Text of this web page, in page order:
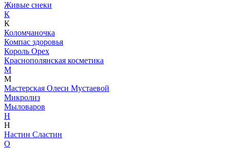
Живые снеки
К
К
Коломчаночка
Компас здоровья
Король Орех
Краснополянская косметика
М
М
Мастерская Олеси Мустаевой
Микролиз
Мыловаров
Н
Н
Настин Сластин
О